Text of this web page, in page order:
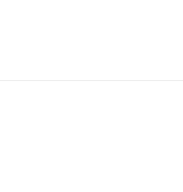
皮來搭配蝴蝶椅。
任何著色劑，顏色自然。